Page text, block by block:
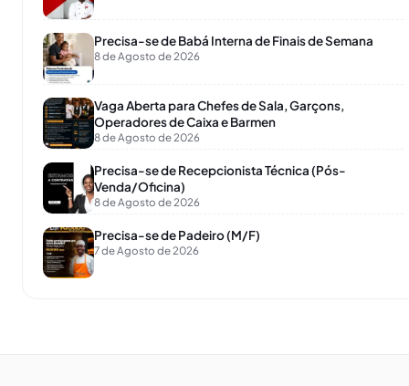
Precisa-se de Babá Interna de Finais de Semana
8 de Agosto de 2026
Vaga Aberta para Chefes de Sala, Garçons,
Operadores de Caixa e Barmen
8 de Agosto de 2026
Precisa-se de Recepcionista Técnica (Pós-
Venda/Oficina)
8 de Agosto de 2026
Precisa-se de Padeiro (M/F)
7 de Agosto de 2026